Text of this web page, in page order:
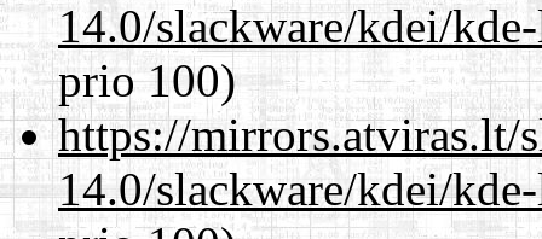
14.0/slackware/kdei/
prio 100)
https://mirrors.atviras.lt/
14.0/slackware/kdei/